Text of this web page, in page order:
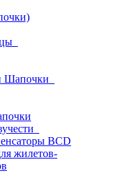
Шапочки
BCD
жилетов-